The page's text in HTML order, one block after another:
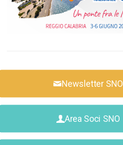
Newsletter SNO
Area Soci SNO